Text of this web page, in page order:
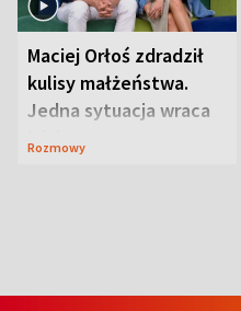
Maciej Orłoś zdradził
kulisy małżeństwa.
Jedna sytuacja wraca
jak bumerang
Rozmowy